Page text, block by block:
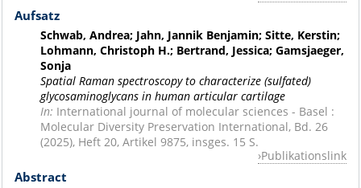
Aufsatz
Schwab, Andrea; Jahn, Jannik Benjamin; Sitte, Kerstin;
Lohmann, Christoph H.; Bertrand, Jessica; Gamsjaeger,
Sonja
Spatial Raman spectroscopy to characterize (sulfated)
glycosaminoglycans in human articular cartilage
In: International journal of molecular sciences - Basel :
Molecular Diversity Preservation International, Bd. 26
(2025), Heft 20, Artikel 9875, insges. 15 S.
Publikationslink
Abstract